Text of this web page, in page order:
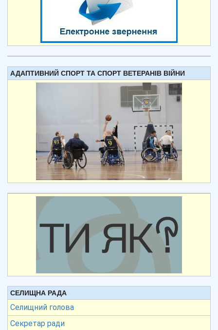
АДАПТИВНИЙ СПОРТ ТА СПОРТ ВЕТЕРАНІВ ВІЙНИ
СЕЛИЩНА РАДА
Селищний голова
Секретар ради